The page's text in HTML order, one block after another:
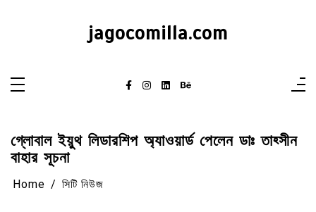
jagocomilla.com
গ্লোবাল ইয়ুথ লিডারশিপ অ্যাওয়ার্ড পেলেন ডাঃ তাহ্সীন
বাহার সূচনা
Home সিটি নিউজ